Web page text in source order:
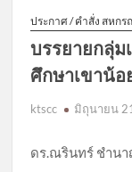
ประกาศ / คำสั่ง สหก
บรรยายกลุ่
ศึกษาเขาน้อ
ktscc มิถุนายน
ดร.ณรินทร์ ชำน